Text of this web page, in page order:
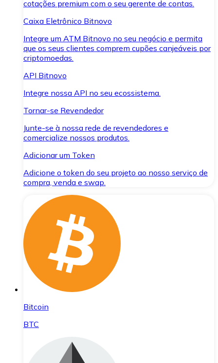
cotações premium com o seu gerente de contas.
Caixa Eletrônico Bitnovo
Integre um ATM Bitnovo no seu negócio e permita
que os seus clientes comprem cupões canjeáveis por
criptomoedas.
API Bitnovo
Integre nossa API no seu ecossistema.
Tornar-se Revendedor
Junte-se à nossa rede de revendedores e
comercialize nossos produtos.
Adicionar um Token
Adicione o token do seu projeto ao nosso serviço de
compra, venda e swap.
Bitcoin
BTC